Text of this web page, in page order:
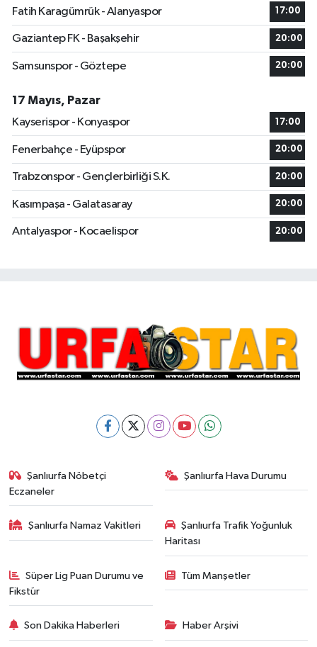
Fatih Karagümrük - Alanyaspor
17:00
Gaziantep FK - Başakşehir 20:00
Samsunspor - Göztepe 20:00
17 Mayıs, Pazar
Kayserispor - Konyaspor
17:00
Fenerbahçe - Eyüpspor 20:00
Trabzonspor - Gençlerbirliği S.K. 20:00
Kasımpaşa - Galatasaray 20:00
Antalyaspor - Kocaelispor 20:00
Şanlıurfa Nöbetçi
Eczaneler
Şanlıurfa Hava Durumu
Şanlıurfa Namaz Vakitleri
Şanlıurfa Trafik Yoğunluk
Haritası
Süper Lig Puan Durumu ve
Fikstür
Tüm Manşetler
Son Dakika Haberleri Haber Arşivi